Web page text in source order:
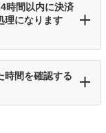
時間以内に決済
理になります
時間を確認する